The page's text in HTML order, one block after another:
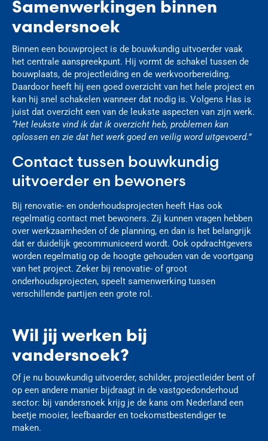
Samenwerkingen binnen
vandersnoek
Binnen een bouwproject is de bouwkundig uitvoerder vaak
het centrale aanspreekpunt. Hij vormt de schakel tussen de
bouwplaats, de projectleiding en de werkvoorbereiding.
Daardoor heeft hij een goed overzicht van het hele project en
kan hij snel schakelen wanneer dat nodig is. Volgens Has is
juist dat overzicht een van de leukste aspecten van zijn werk.
“Het leukste vind ik dat ik overzicht heb, problemen kan
oplossen en zie dat het werk goed en veilig word uitgevoerd.”
Contact tussen bouwkundig
uitvoerder en bewoners
Bij renovatie- en onderhoudsprojecten heeft Has ook
regelmatig contact met bewoners. Zij kunnen vragen hebben
over werkzaamheden of de planning, en dan is het belangrijk
dat er duidelijk gecommuniceerd wordt. Ook opdrachtgevers
worden regelmatig op de hoogte gehouden van de voortgang
van het project. Zeker bij renovatie- of groot
onderhoudsprojecten, speelt samenwerking tussen
verschillende partijen een grote rol.
Wil jij werken bij
vandersnoek?
Of je nu bouwkundig uitvoerder, schilder, projectleider bent of
op een andere manier bijdraagt in de vastgoedonderhoud
sector: bij vandersnoek krijg je de kans om Nederland een
beetje mooier, leefbaarder en toekomstbestendiger te
maken.